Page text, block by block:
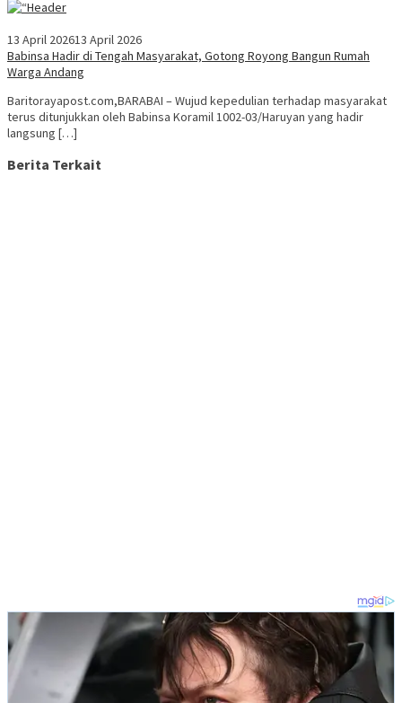
13 April 202613 April 2026
Babinsa Hadir di Tengah Masyarakat, Gotong Royong Bangun Rumah
Warga Andang
Baritorayapost.com,BARABAI – Wujud kepedulian terhadap masyarakat
terus ditunjukkan oleh Babinsa Koramil 1002-03/Haruyan yang hadir
langsung […]
Berita Terkait